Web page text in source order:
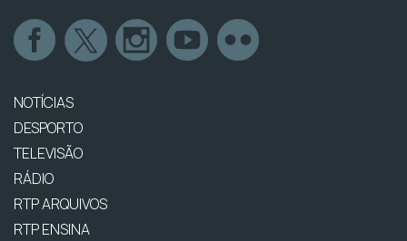
NOTÍCIAS
DESPORTO
TELEVISÃO
RÁDIO
RTP ARQUIVOS
RTP ENSINA